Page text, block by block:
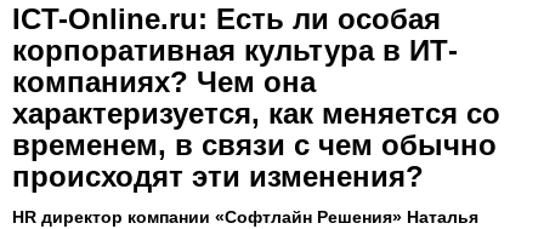
ICT-Online.ru: Есть ли особая
корпоративная культура в ИТ-
компаниях? Чем она
характеризуется, как меняется со
временем, в связи с чем обычно
происходят эти изменения?
HR директор компании «Софтлайн Решения» Наталья